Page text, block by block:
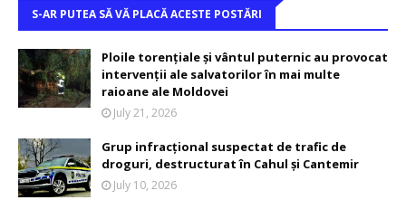
S-AR PUTEA SĂ VĂ PLACĂ ACESTE POSTĂRI
Ploile torențiale și vântul puternic au provocat
intervenții ale salvatorilor în mai multe
raioane ale Moldovei
July 21, 2026
Grup infracțional suspectat de trafic de
droguri, destructurat în Cahul și Cantemir
July 10, 2026